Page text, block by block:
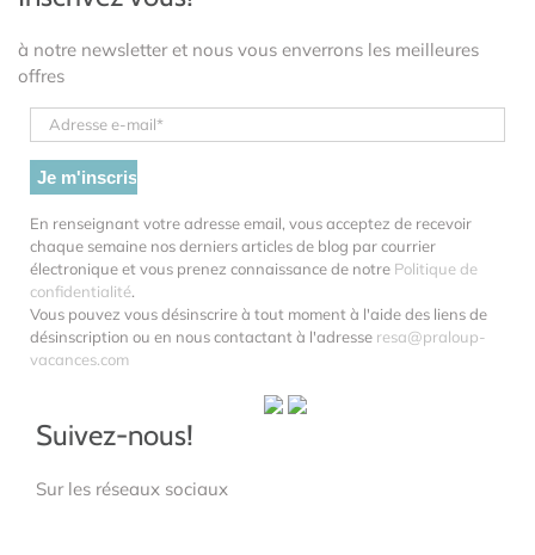
à notre newsletter et nous vous enverrons les meilleures
offres
En renseignant votre adresse email, vous acceptez de recevoir
chaque semaine nos derniers articles de blog par courrier
électronique et vous prenez connaissance de notre Politique de
confidentialité.
Vous pouvez vous désinscrire à tout moment à l'aide des liens de
désinscription ou en nous contactant à l'adresse resa@praloup-
vacances.com
Suivez-nous!
Sur les réseaux sociaux